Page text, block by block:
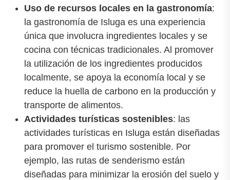
Uso de recursos locales en la gastronomía:
la gastronomía de Isluga es una experiencia
única que involucra ingredientes locales y se
cocina con técnicas tradicionales. Al promover
la utilización de los ingredientes producidos
localmente, se apoya la economía local y se
reduce la huella de carbono en la producción y
transporte de alimentos.
Actividades turísticas sostenibles: las
actividades turísticas en Isluga están diseñadas
para promover el turismo sostenible. Por
ejemplo, las rutas de senderismo están
diseñadas para minimizar la erosión del suelo y